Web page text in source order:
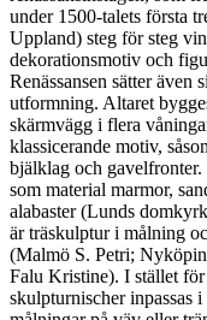
under 1500-talets första
Uppland) steg för steg
dekorationsmotiv och
Renässansen sätter även
utformning. Altaret
skärmvägg i flera
klassicerande motiv,
bjälklag och
som material marmor,
alabaster (Lunds
är träskulptur i målning
(Malmö S. Petri;
Falu Kristine). I stället
skulpturnischer inpassas i